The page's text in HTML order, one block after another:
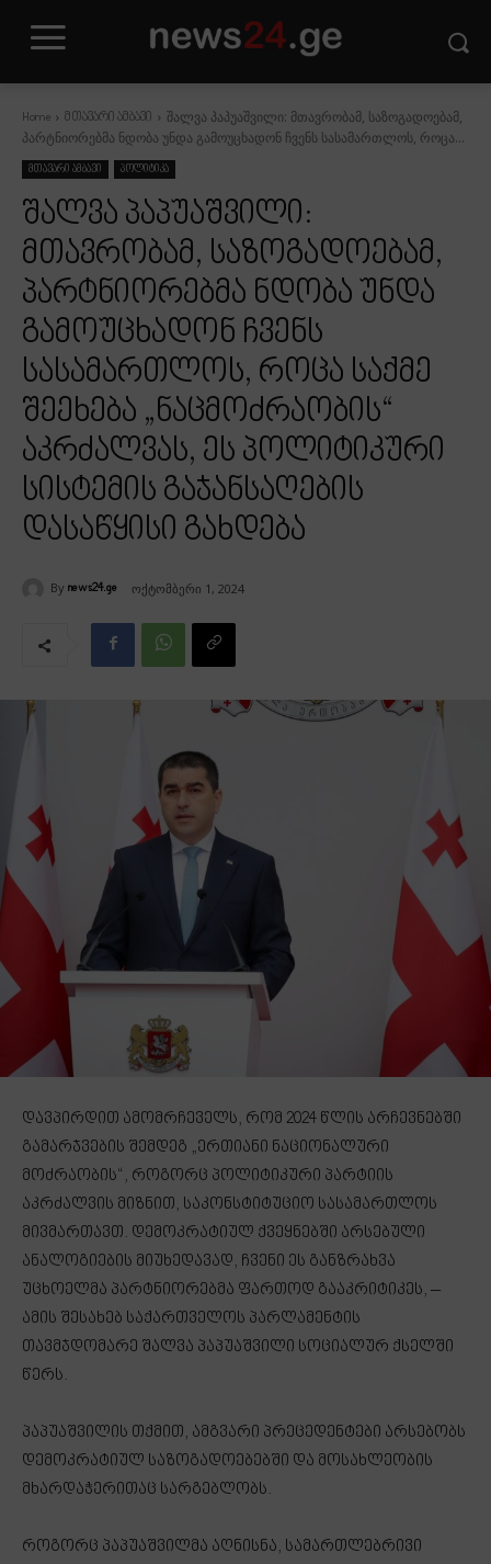
Home მთავარი ამბავი
შალვა პაპუაშვილი: მთავრობამ, საზოგადოებამ,
პარტნიორებმა ნდობა უნდა გამოუცხადონ ჩვენს სასამართლოს, როცა...
მთავარი ამბავი პოლიტიკა
შალვა პაპუაშვილი:
მთავრობამ, საზოგადოებამ,
პარტნიორებმა ნდობა უნდა
გამოუცხადონ ჩვენს
სასამართლოს, როცა საქმე
შეეხება „ნაცმოძრაობის“
აკრძალვას, ეს პოლიტიკური
სისტემის გაჯანსაღების
დასაწყისი გახდება
By news24.ge ოქტომბერი 1, 2024
დავპირდით ამომრჩეველს, რომ 2024 წლის არჩევნებში
გამარჯვების შემდეგ „ერთიანი ნაციონალური
მოძრაობის“, როგორც პოლიტიკური პარტიის
აკრძალვის მიზნით, საკონსტიტუციო სასამართლოს
მივმართავთ. დემოკრატიულ ქვეყნებში არსებული
ანალოგიების მიუხედავად, ჩვენი ეს განზრახვა
უცხოელმა პარტნიორებმა ფართოდ გააკრიტიკეს, –
ამის შესახებ საქართველოს პარლამენტის
თავმჯდომარე შალვა პაპუაშვილი სოციალურ ქსელში
წერს.
პაპუაშვილის თქმით, ამგვარი პრეცედენტები არსებობს
დემოკრატიულ საზოგადოებებში და მოსახლეობის
მხარდაჭერითაც სარგებლობს.
როგორც პაპუაშვილმა აღნისნა, სამართლებრივი